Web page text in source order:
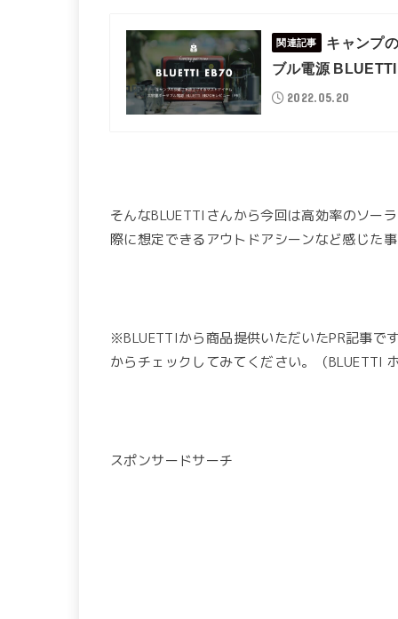
関連記事
キャンプ
ブル電源
2022.05.20
そんなBLUETTIさんから今回は高効率のソー
際に想定できるアウトドアシーンなど感じた
※BLUETTIから商品提供いただいたPR記事で
からチェックしてみてください。（BLUETTI
スポンサードサーチ